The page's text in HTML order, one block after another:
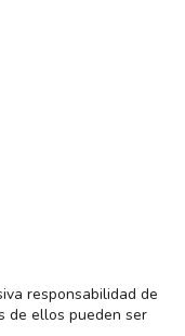
responsabilidad de
de ellos pueden ser